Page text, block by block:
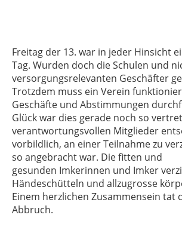
Freitag der 13. war in jeder Hinsicht
Tag. Wurden doch die Schulen und
versorgungsrelevanten Geschäfter
Trotzdem muss ein Verein
Geschäfte und Abstimmungen
Glück war dies gerade noch so
verantwortungsvollen Mitglieder
vorbildlich, an einer Teilnahme zu
so angebracht war. Die fitten und
gesunden Imkerinnen und Imker
Händeschütteln und allzugrosse
Einem herzlichen Zusammensein tat
Abbruch.